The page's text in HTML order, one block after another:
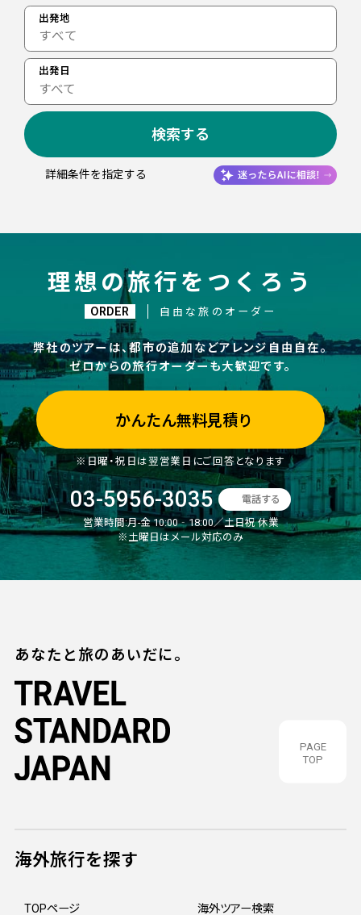
出発地
出発日
すべて
検索する
詳細条件を指定する
理想の旅行をつくろう
ORDER 自由な旅のオーダー
弊社のツアーは、都市の追加などアレンジ自由自在。
ゼロからの旅行オーダーも大歓迎です。
かんたん無料見積り
※日曜・祝日は翌営業日にご回答となります
03-5956-3035 電話する
営業時間:月-金 10:00‐18:00／土日祝 休業
※土曜日はメール対応のみ
PAGE
TOP
あなたと旅のあいだに。
海外旅行を探す
TOPページ
海外ツアー検索